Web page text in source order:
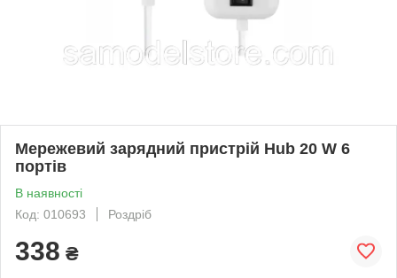
Мережевий зарядний пристрій Hub 20 W 6
портів
В наявності
Код: 010693
Роздріб
338 ₴